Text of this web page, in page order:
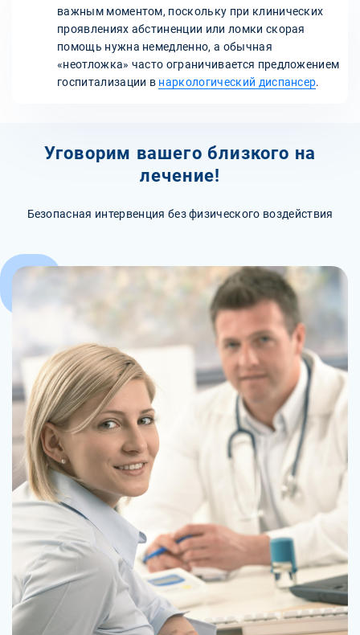
важным моментом, поскольку при клинических
проявлениях абстиненции или ломки скорая
помощь нужна немедленно, а обычная
«неотложка» часто ограничивается предложением
госпитализации в наркологический диспансер.
Уговорим вашего близкого на
лечение!
Безопасная интервенция без физического воздействия